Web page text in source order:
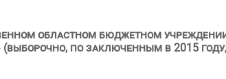
областном бюджетном
по заключенным в 2015